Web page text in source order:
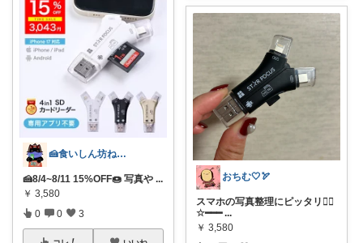
🍰食いしん坊ねっこ🍩毎日タロット占い
🍰8/4~8/11 15%OFF🍩 写真や ...
￥ 3,580
0 0 3
おちむ🤍🏹
スマホの写真整理にピッタリ👌🏻
☆━━━ ...
￥ 3,580